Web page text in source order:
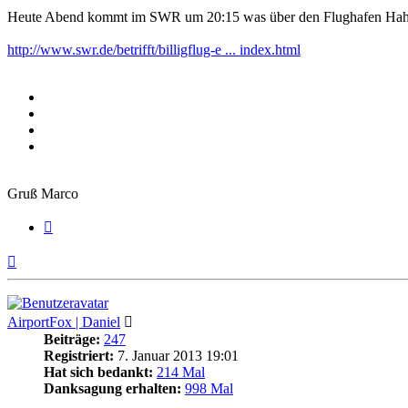
Heute Abend kommt im SWR um 20:15 was über den Flughafen
http://www.swr.de/betrifft/billigflug-e ... index.html
Gruß Marco
AirportFox | Daniel
Beiträge: 247
Registriert: 7. Januar 2013 19:01
Hat sich bedankt: 214 Mal
Danksagung erhalten: 998 Mal